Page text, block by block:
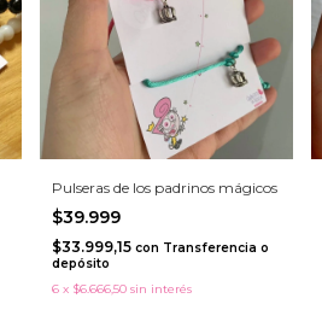
Pulseras de los padrinos mágicos
$39.999
$33.999,15 con Transferencia o
depósito
6 x $6.666,50 sin interés